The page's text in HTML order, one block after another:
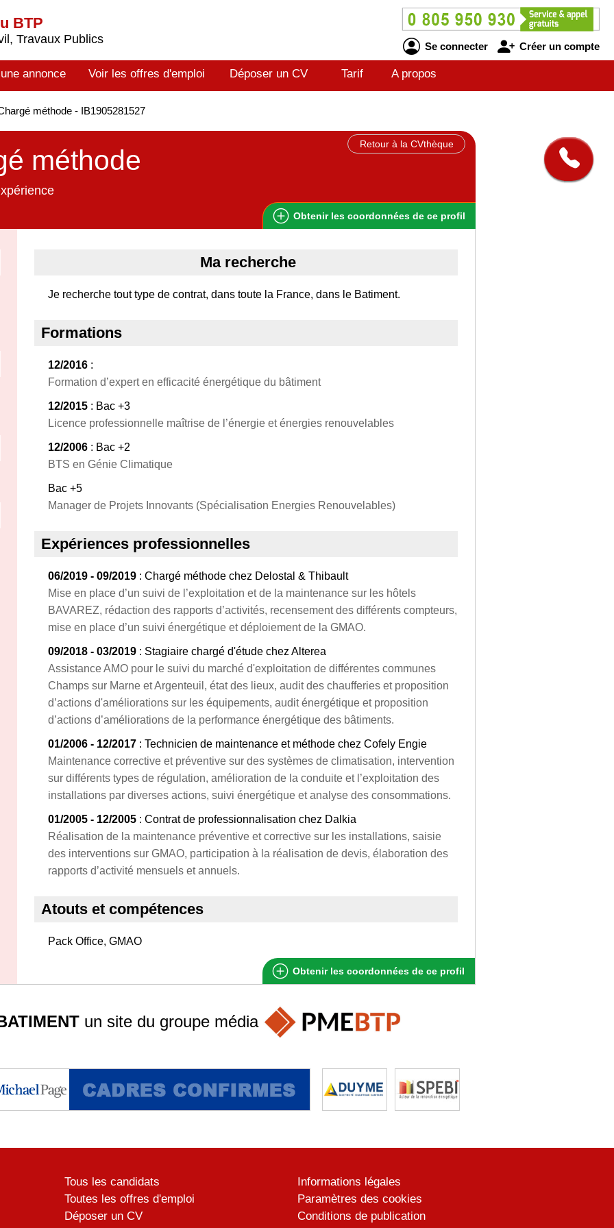
BTP
Travaux Publics
Se connecter Créer un compte
annonce Voir les offres d'emploi Déposer un CV Tarif A propos
méthode - IB1905281527
Retour à la CVthèque
méthode
Obtenir les coordonnées de ce profil
Ma recherche
Je recherche tout type de contrat, dans toute la France, dans le Batiment.
Formations
12/2016 :
Formation d’expert en efficacité énergétique du bâtiment
12/2015 : Bac +3
Licence professionnelle maîtrise de l’énergie et énergies renouvelables
12/2006 : Bac +2
BTS en Génie Climatique
Bac +5
Manager de Projets Innovants (Spécialisation Energies Renouvelables)
Expériences professionnelles
06/2019 - 09/2019 : Chargé méthode chez Delostal & Thibault
Mise en place d’un suivi de l’exploitation et de la maintenance sur les hôtels
BAVAREZ, rédaction des rapports d’activités, recensement des différents compteurs,
mise en place d’un suivi énergétique et déploiement de la GMAO.
09/2018 - 03/2019 : Stagiaire chargé d'étude chez Alterea
Assistance AMO pour le suivi du marché d'exploitation de différentes communes
Champs sur Marne et Argenteuil, état des lieux, audit des chaufferies et proposition
d’actions d'améliorations sur les équipements, audit énergétique et proposition
d’actions d’améliorations de la performance énergétique des bâtiments.
01/2006 - 12/2017 : Technicien de maintenance et méthode chez Cofely Engie
Maintenance corrective et préventive sur des systèmes de climatisation, intervention
sur différents types de régulation, amélioration de la conduite et l’exploitation des
installations par diverses actions, suivi énergétique et analyse des consommations.
01/2005 - 12/2005 : Contrat de professionnalisation chez Dalkia
Réalisation de la maintenance préventive et corrective sur les installations, saisie
des interventions sur GMAO, participation à la réalisation de devis, élaboration des
rapports d’activité mensuels et annuels.
Atouts et compétences
Pack Office, GMAO
Obtenir les coordonnées de ce profil
un site du groupe média
Tous les candidats
Toutes les offres d'emploi
Déposer un CV
Informations légales
Paramètres des cookies
Conditions de publication